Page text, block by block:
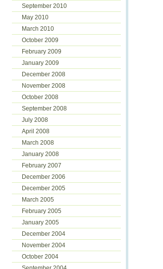
September 2010
May 2010
March 2010
October 2009
February 2009
January 2009
December 2008
November 2008
October 2008
September 2008
July 2008
April 2008
March 2008
January 2008
February 2007
December 2006
December 2005
March 2005
February 2005
January 2005
December 2004
November 2004
October 2004